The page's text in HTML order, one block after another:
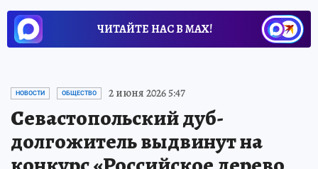
ЧИТАЙТЕ НАС В МАХ!
НОВОСТИ ОБЩЕСТВО 2 июня 2026 5:47
Севастопольский дуб-
долгожитель выдвинут на